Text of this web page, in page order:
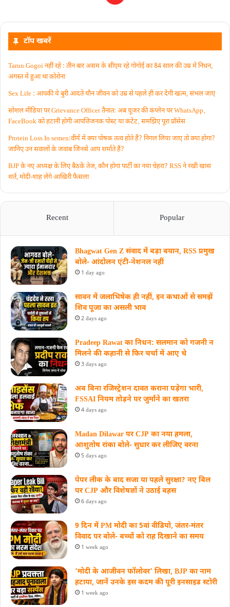
टॉप खबरें
Tarun Gogoi नहीं रहे : तीन बार असम के सीएम रहे गोगोई का 84 साल की उम्र में निधन,
अगस्त में हुआ था कोरोना
Sex Life : आपकी ये बुरी आदतें याैन जीवन को उम्र से पहले ही कर देंगी खत्म, संभल जाएं
सोशल मीडिया पर Grievance Officer तैनात: अब यूजर की कंप्लेन पर WhatsApp‚
FaceBook को हटानी होगी आपत्तिजनक पोस्ट या कंटेंट‚ समझिए पूरा प्रॉसेस
Protein Loss In semen:वीर्य में क्या पोषक तत्व होते हैं? निगल लिया जाए तो क्या होगा?
जानिए उन सवालों के जवाब जिनसे आप शर्माते हैं?
BJP के नए अध्यक्ष के लिए बैठकें तेज, कौन होगा पार्टी का नया चेहरा? RSS ने रखी खास
शर्त, मोदी-शाह लेंगे आखिरी फैसला
Recent Popular
Bhagwat Gen Z संवाद में बड़ा बयान, RSS प्रमुख
बोले- आंदोलन एंटी-नेशनल नहीं
1 day ago
सावन में जलाभिषेक ही नहीं, इन कथाओं से समझें
शिव पूजा का असली भाव
2 days ago
Pradeep Rawat का निधन: सलमान को गजनी न
मिलने की कहानी से फिर चर्चा में आए थे
3 days ago
अब बिना रजिस्ट्रेशन दावत कराना पड़ेगा भारी,
FSSAI नियम तोड़ने पर जुर्माने का खतरा
4 days ago
Madan Dilawar पर CJP का नया हमला,
आशुतोष रांका बोले- सुधार कर लीजिए वरना
5 days ago
पेपर लीक के बाद सजा या पहले सुरक्षा? नए बिल
पर CJP और विशेषज्ञों ने उठाई बहस
6 days ago
9 दिन में PM मोदी का 5वां वीडियो, जंतर-मंतर
विवाद पर बोले- बच्चों को राह दिखाने का समय
1 week ago
‘मोदी के आजीवन फॉलोवर’ लिखा, BJP का नाम
हटाया, जानें उनके इस कदम की पूरी इनसाइड स्‍टोरी
1 week ago